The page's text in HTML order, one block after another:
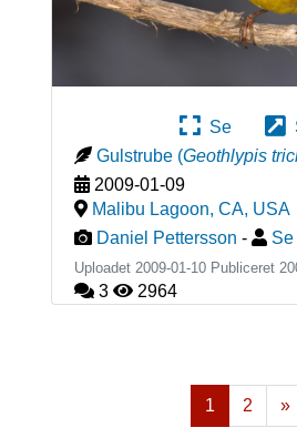
Se
Gulstrube (Geothlypis
2009-01-09
Malibu Lagoon, CA, USA
Daniel Pettersson - Se
Uploadet 2009-01-10 Publiceret
3 2964
1 2
»